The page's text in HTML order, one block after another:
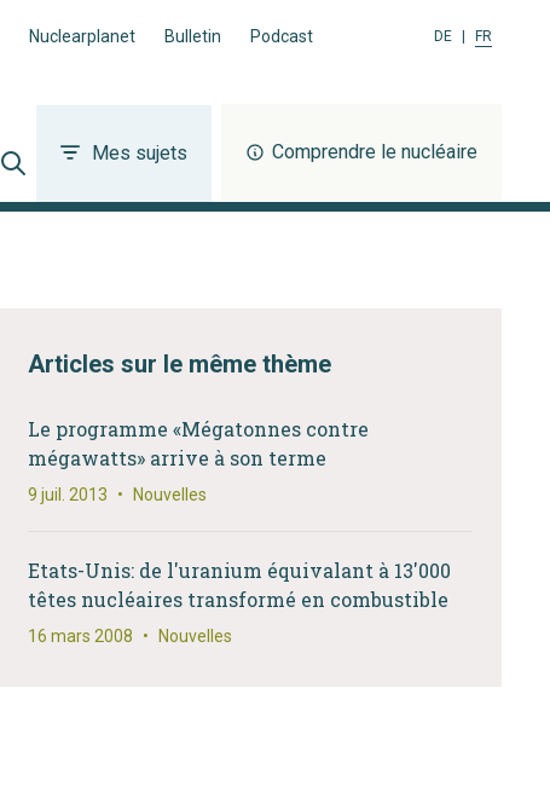
Nuclearplanet Bulletin Podcast DE FR
Mes sujets Comprendre le nucléaire
Articles sur le même thème
Le programme «Mégatonnes contre
mégawatts» arrive à son terme
9 juil. 2013 • Nouvelles
Etats-Unis: de l'uranium équivalant à 13'000
têtes nucléaires transformé en combustible
16 mars 2008 • Nouvelles